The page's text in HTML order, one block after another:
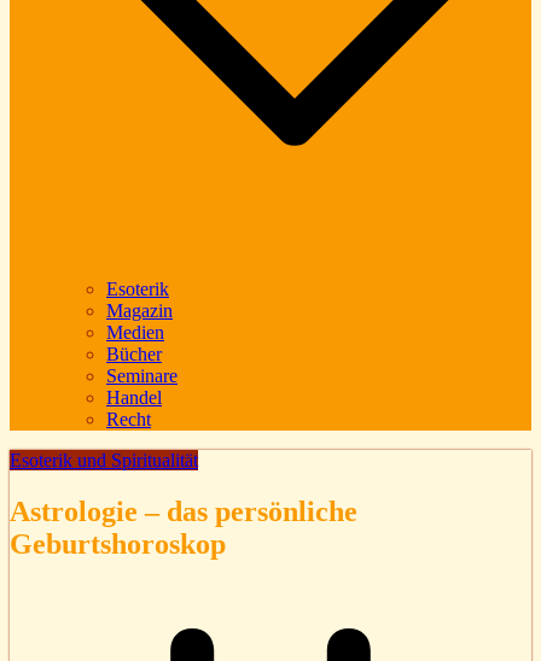
Esoterik
Magazin
Medien
Bücher
Seminare
Handel
Recht
Esoterik und Spiritualität
Astrologie – das persönliche
Geburtshoroskop